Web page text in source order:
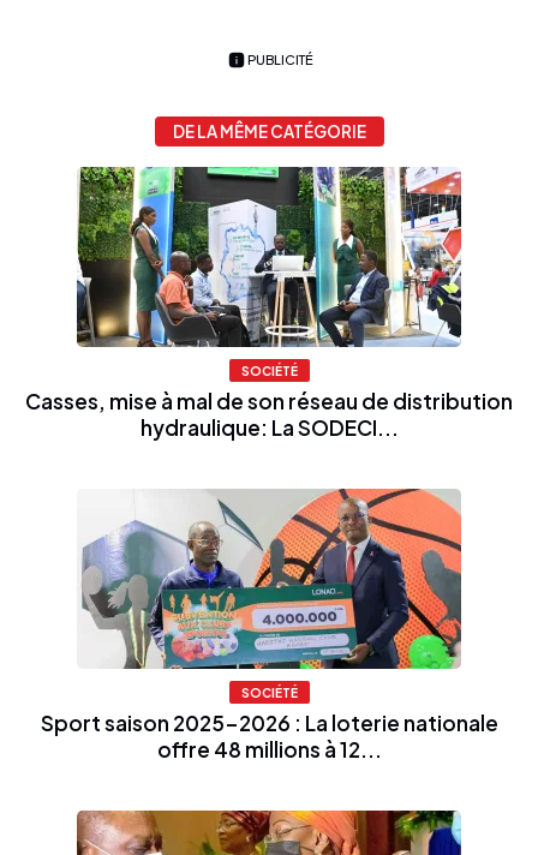
PUBLICITÉ
DE LA MÊME CATÉGORIE
SOCIÉTÉ
Casses, mise à mal de son réseau de distribution
hydraulique: La SODECI...
SOCIÉTÉ
Sport saison 2025-2026 : La loterie nationale
offre 48 millions à 12...